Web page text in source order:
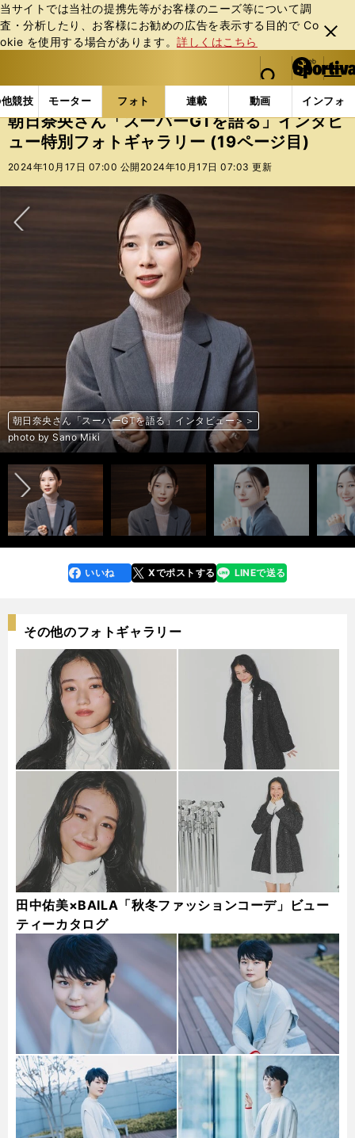
当サイトでは当社の提携先等がお客様のニーズ等について調
査・分析したり、お客様にお勧めの広告を表⽰する⽬的で Co
okie を使⽤する場合があります。詳しくはこちら
閉じ
る
web Sportiva (webスポルティーバ)
検索
マイペ
ー
ジ
メニュ
競技 モーター フォト 連載 動画 インフォ
b
ス
ポ
ル
バ
フォトギャラリー スポーツビーナスギャラリー 朝
朝日奈央さん「スーパーGTを語る」インタビ
ュー特別フォトギャラリー (19ページ目)
2024年10月17日 07:00 公開 2024年10月17日 07:03 更新
朝日奈央さん「スーパーGTを語る」インタビュー＞＞
photo by Sano Miki
朝日奈央さん「スーパーGTを語る」インタビュー＞＞
photo by Sano Miki
朝日奈央さん「スーパーGTを語る」インタビュー＞＞
photo by Sano Miki
朝日奈央さん「スーパーGTを語る」インタビュー＞＞
photo by Sano Miki
朝日奈央さん「スーパーGTを語る」インタビュー＞＞
photo by Sano Miki
朝日奈央さん「スーパーGTを語る」インタビュー＞＞
photo by Sano Miki
朝日奈央さん「スーパーGTを語る」インタビュー＞＞
photo by Sano Miki
朝日奈央さん「スーパーGTを語る」インタビュー＞＞
photo by Sano Miki
朝日奈央さん「スーパーGTを語る」インタビュー＞＞
photo by Sano Miki
朝日奈央さん「スーパーGTを語る」インタビュー＞＞
photo by Sano Miki
朝日奈央さん「スーパーGTを語る」インタビュー＞＞
photo by Sano Miki
朝日奈央さん「スーパーGTを語る」インタビュー＞＞
photo by Sano Miki
朝日奈央さん「スーパーGTを語る」インタビュー＞＞
photo by Sano Miki
朝日奈央さん「スーパーGTを語る」インタビュー＞＞
photo by Sano Miki
朝日奈央さん「スーパーGTを語る」インタビュー＞＞
photo by Sano Miki
朝日奈央さん「スーパーGTを語る」インタビュー＞＞
photo by Sano Miki
朝日奈央さん「スーパーGTを語る」インタビュー＞＞
photo by Sano Miki
朝日奈央さん「スーパーGTを語る」インタビュー＞＞
photo by Sano Miki
朝日奈央さん「スーパーGTを語る」インタビュー＞＞
photo by Sano Miki
朝日奈央さん「スーパーGTを語る」インタビュー＞＞
photo by Sano Miki
前へ
faceboo
k
いいね Xでポストする
line LINEで送る
その他のフォトギャラリー
田中佑美×BAILA「秋冬ファッションコーデ」ビュー
ティーカタログ